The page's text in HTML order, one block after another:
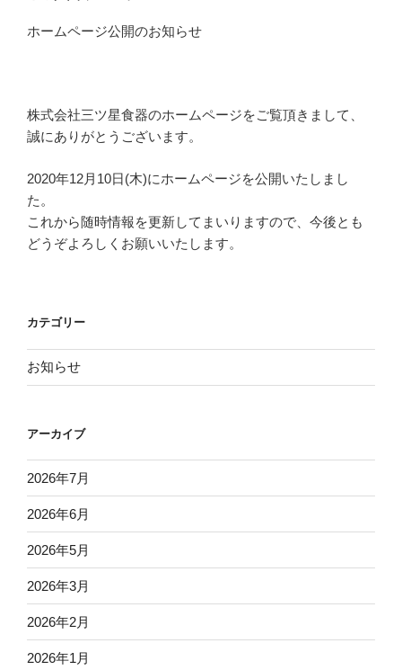
ホームページ公開のお知らせ
株式会社三ツ星食器のホームページをご覧頂きまして、
誠にありがとうございます。
2020年12月10日(木)にホームページを公開いたしまし
た。
これから随時情報を更新してまいりますので、今後とも
どうぞよろしくお願いいたします。
カテゴリー
お知らせ
アーカイブ
2026年7月
2026年6月
2026年5月
2026年3月
2026年2月
2026年1月